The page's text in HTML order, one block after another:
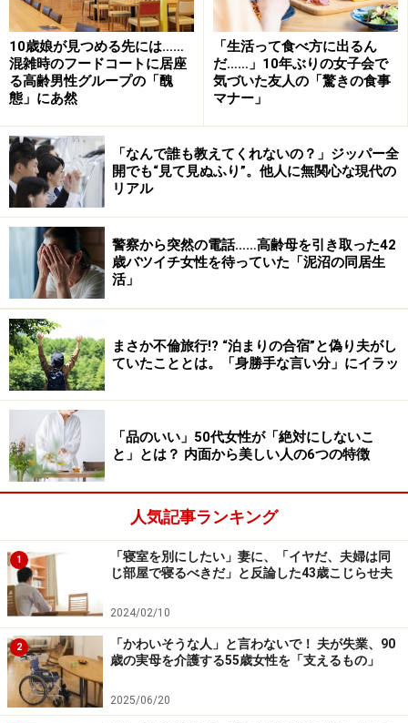
待」で、平成25年から離婚理由として徐々に増えている
ようです。自分では「大丈夫だろう」と思っている一言
も、夫の受け止め方によってはアウトの場合がありま
す。皆さんは、家庭での言動に自信がありますか？ 怒鳴
ったりしなくても、「感情的に話す」「相手の話を聞か
ない」「何度もしつこく伝える」といったことでも、最
悪な場合モラハラと捉えられ、離婚という結果を招いて
しまうこともありえます。
リモートワークが導入され、夫婦で過ごす時間が増えた
家庭もあると思います。これまでなら我慢できたこと
も、在宅時間が長くなることで辛くなってしまう人もい
るかも知れません。この機会に夫への話し方を振り返っ
てみましょう。
精神的虐待・モラハラに発展する一言チェ
ックと言い換え例
何気ない一言がモラハラになることも
■容姿に関する批判
例：「ハゲ」「腹がみっともない」など
10歳娘が見つめる先には……
混雑時のフードコートに居座
る高齢男性グループの「醜
態」にあ然
「生活って食べ方に出るん
だ……」10年ぶりの女子会で
気づいた友人の「驚きの食事
マナー」
「なんで誰も教えてくれないの？」ジッパー全
開でも“見て見ぬふり”。他人に無関心な現代の
リアル
警察から突然の電話……高齢母を引き取った42
歳バツイチ女性を待っていた「泥沼の同居生
活」
まさか不倫旅行!? “泊まりの合宿”と偽り夫がし
ていたこととは。「身勝手な言い分」にイラッ
「品のいい」50代女性が「絶対にしないこ
と」とは？ 内面から美しい人の6つの特徴
人気記事ランキング
1
「寝室を別にしたい」妻に、「イヤだ、夫婦は同
じ部屋で寝るべきだ」と反論した43歳こじらせ夫
2024/02/10
2
「かわいそうな人」と言わないで！ 夫が失業、90
歳の実母を介護する55歳女性を「支えるもの」
2025/06/20